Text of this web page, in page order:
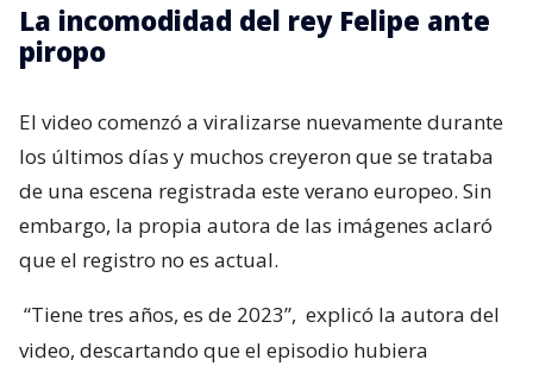
La incomodidad del rey Felipe ante
piropo
El video comenzó a viralizarse nuevamente durante
los últimos días y muchos creyeron que se trataba
de una escena registrada este verano europeo. Sin
embargo, la propia autora de las imágenes aclaró
que el registro no es actual.
“Tiene tres años, es de 2023”, explicó la autora del
video, descartando que el episodio hubiera